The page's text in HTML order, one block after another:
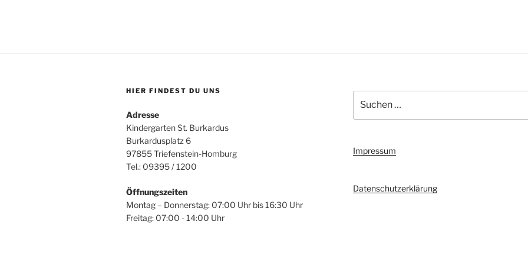
HIER FINDEST DU UNS
Adresse
Kindergarten St. Burkardus
Burkardusplatz 6
97855 Triefenstein-Homburg
Tel.: 09395 / 1200
Öffnungszeiten
Montag – Donnerstag: 07:00 Uhr bis 16:30 Uhr
Freitag: 07:00 - 14:00 Uhr
nach:
Impressum
Datenschutzerklärung